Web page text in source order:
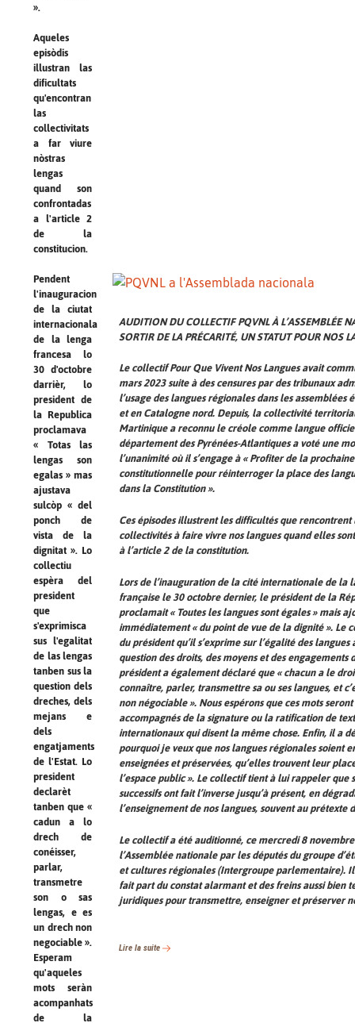
».
Aqueles
episòdis
illustran las
dificultats
qu'encontran
las
collectivitats
a far viure
nòstras
lengas
quand son
confrontadas
a l'article 2
de la
constitucion.
Pendent
l'inauguracion
de la ciutat
internacionala
de la lenga
francesa lo
30 d'octobre
darrièr, lo
president de
la Republica
proclamava
« Totas las
lengas son
egalas » mas
ajustava
sulcòp « del
ponch de
vista de la
dignitat ». Lo
collectiu
espèra del
president
que
s'exprimisca
sus l'egalitat
de las lengas
tanben sus la
question dels
dreches, dels
mejans e
dels
engatjaments
de l'Estat. Lo
president
declarèt
tanben que «
cadun a lo
drech de
conéisser,
parlar,
transmetre
son o sas
lengas, e es
un drech non
negociable ».
Esperam
qu'aqueles
mots seràn
acompanhats
de la
AUDITION DU COLLECTIF PQVNL À L’ASSEMBLÉE
SORTIR DE LA PRÉCARITÉ, UN STATUT POUR NOS
Le collectif Pour Que Vivent Nos Langues avait
mars 2023 suite à des censures par des tribunaux
l’usage des langues régionales dans les assemblées
et en Catalogne nord. Depuis, la collectivité
Martinique a reconnu le créole comme langue
département des Pyrénées-Atlantiques a voté une
l’unanimité où il s’engage à « Profiter de la
constitutionnelle pour réinterroger la place des
dans la Constitution ».
Ces épisodes illustrent les difficultés que rencontrent
collectivités à faire vivre nos langues quand elles
à l’article 2 de la constitution.
Lors de l’inauguration de la cité internationale de la
française le 30 octobre dernier, le président de la
proclamait « Toutes les langues sont égales » mais
immédiatement « du point de vue de la dignité ». Le
du président qu’il s’exprime sur l’égalité des langues
question des droits, des moyens et des engagements
président a également déclaré que « chacun a le
connaître, parler, transmettre sa ou ses langues, et
non négociable ». Nous espérons que ces mots seront
accompagnés de la signature ou la ratification de
internationaux qui disent la même chose. Enfin, il a
pourquoi je veux que nos langues régionales soient
enseignées et préservées, qu’elles trouvent leur
l’espace public ». Le collectif tient à lui rappeler que
successifs ont fait l’inverse jusqu’à présent, en
l’enseignement de nos langues, souvent au prétexte
Le collectif a été auditionné, ce mercredi 8
l’Assemblée nationale par les députés du groupe
et cultures régionales (Intergroupe parlementaire).
fait part du constat alarmant et des freins aussi bien
juridiques pour transmettre, enseigner et préserver
Lire la suite